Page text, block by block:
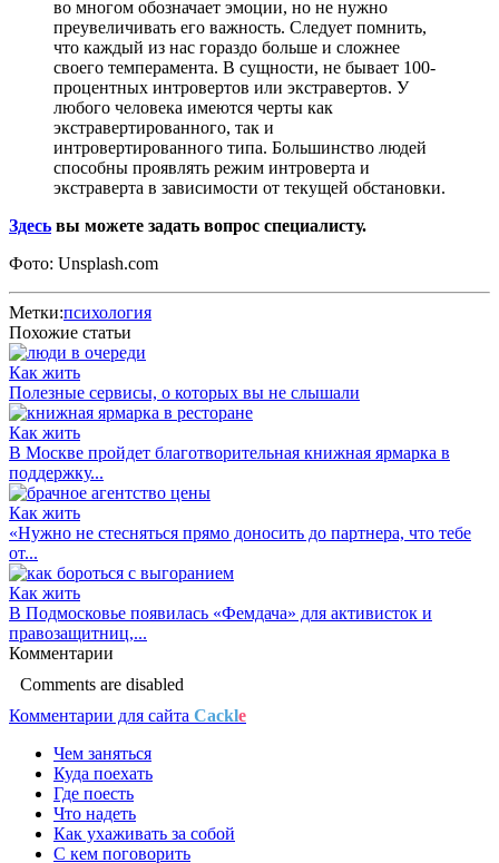
во многом обозначает эмоции, но не нужно
преувеличивать его важность. Следует помнить,
что каждый из нас гораздо больше и сложнее
своего темперамента. В сущности, не бывает 100-
процентных интровертов или экстравертов. У
любого человека имеются черты как
экстравертированного, так и
интровертированного типа. Большинство людей
способны проявлять режим интроверта и
экстраверта в зависимости от текущей обстановки.
Здесь вы можете задать вопрос специалисту.
Фото: Unsplash.com
Метки:психология
Похожие статьи
Как жить
Полезные сервисы, о которых вы не слышали
Как жить
В Москве пройдет благотворительная книжная ярмарка в
поддержку...
Как жить
«Нужно не стесняться прямо доносить до партнера, что тебе
от...
Как жить
В Подмосковье появилась «Фемдача» для активисток и
правозащитниц,...
Комментарии
Comments are disabled
Комментарии для сайта Cackle
Чем заняться
Куда поехать
Где поесть
Что надеть
Как ухаживать за собой
С кем поговорить